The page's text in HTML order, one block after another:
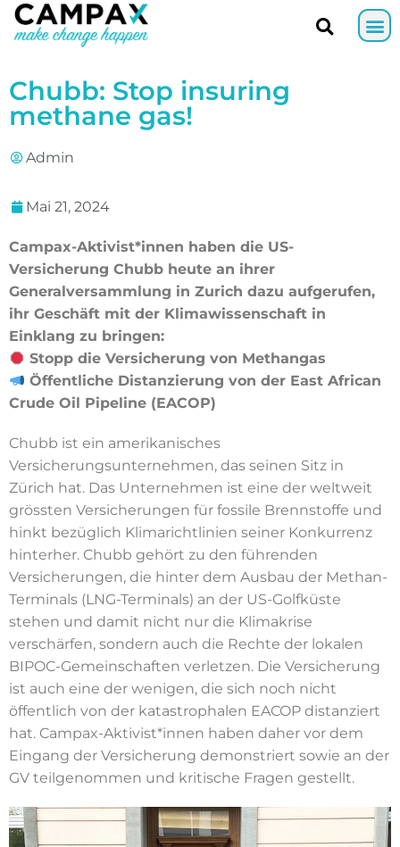
Chubb: Stop insuring
methane gas!
Admin
Mai 21, 2024
Campax-Aktivist*innen haben die US-
Versicherung Chubb heute an ihrer
Generalversammlung in Zurich dazu aufgerufen,
ihr Geschäft mit der Klimawissenschaft in
Einklang zu bringen:
Stopp die Versicherung von Methangas
Öffentliche Distanzierung von der East African
Crude Oil Pipeline (EACOP)
Chubb ist ein amerikanisches
Versicherungsunternehmen, das seinen Sitz in
Zürich hat. Das Unternehmen ist eine der weltweit
grössten Versicherungen für fossile Brennstoffe und
hinkt bezüglich Klimarichtlinien seiner Konkurrenz
hinterher. Chubb gehört zu den führenden
Versicherungen, die hinter dem Ausbau der Methan-
Terminals (LNG-Terminals) an der US-Golfküste
stehen und damit nicht nur die Klimakrise
verschärfen, sondern auch die Rechte der lokalen
BIPOC-Gemeinschaften verletzen. Die Versicherung
ist auch eine der wenigen, die sich noch nicht
öffentlich von der katastrophalen EACOP distanziert
hat. Campax-Aktivist*innen haben daher vor dem
Eingang der Versicherung demonstriert sowie an der
GV teilgenommen und kritische Fragen gestellt.